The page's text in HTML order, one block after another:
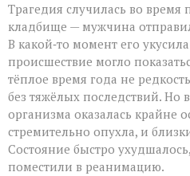
Трагедия случилась во время
кладбище — мужчина
В какой‑то момент его
происшествие могло
тёплое время года не
без тяжёлых последствий. Но
организма оказалась крайне
стремительно опухла, и
Состояние быстро
поместили в реанимацию.